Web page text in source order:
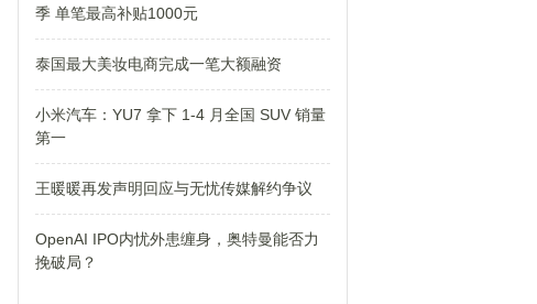
季 单笔最高补贴1000元
泰国最大美妆电商完成一笔大额融资
小米汽车：YU7 拿下 1-4 月全国 SUV 销量
第一
王暖暖再发声明回应与无忧传媒解约争议
OpenAI IPO内忧外患缠身，奥特曼能否力
挽破局？